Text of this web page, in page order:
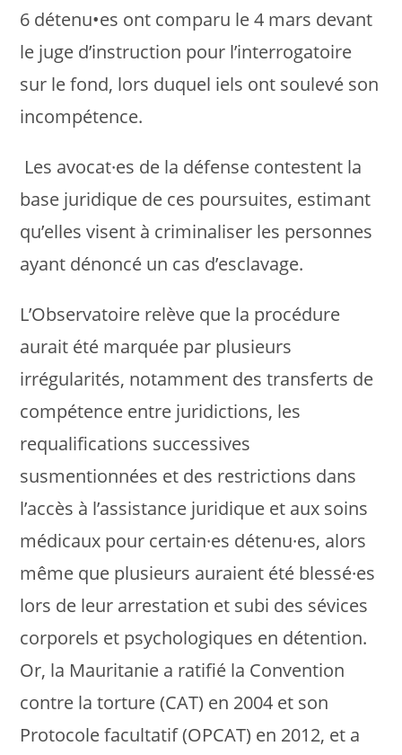
6 détenu•es ont comparu le 4 mars devant
le juge d’instruction pour l’interrogatoire
sur le fond, lors duquel iels ont soulevé son
incompétence.
Les avocat·es de la défense contestent la
base juridique de ces poursuites, estimant
qu’elles visent à criminaliser les personnes
ayant dénoncé un cas d’esclavage.
L’Observatoire relève que la procédure
aurait été marquée par plusieurs
irrégularités, notamment des transferts de
compétence entre juridictions, les
requalifications successives
susmentionnées et des restrictions dans
l’accès à l’assistance juridique et aux soins
médicaux pour certain·es détenu·es, alors
même que plusieurs auraient été blessé·es
lors de leur arrestation et subi des sévices
corporels et psychologiques en détention.
Or, la Mauritanie a ratifié la Convention
contre la torture (CAT) en 2004 et son
Protocole facultatif (OPCAT) en 2012, et a